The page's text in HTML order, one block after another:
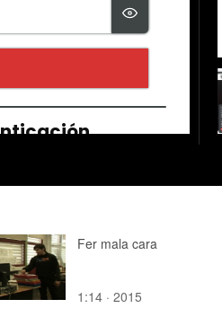
Fer mala cara
1:14 · 2015